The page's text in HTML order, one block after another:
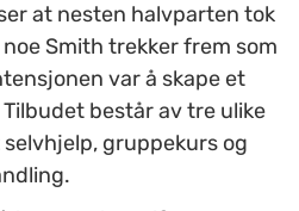
at nesten halvparten tok
Smith trekker frem som
var å skape et
består av tre ulike
gruppekurs og